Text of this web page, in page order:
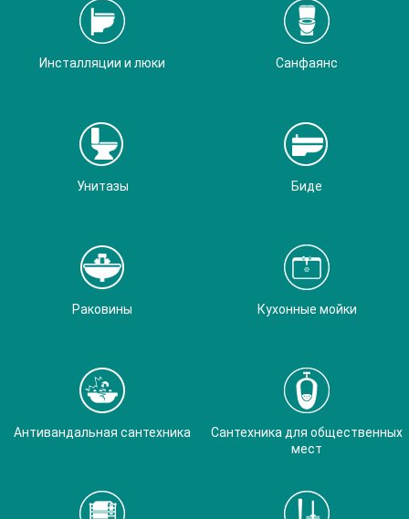
Инсталляции и люки Санфаянс
Унитазы Биде
Раковины Кухонные мойки
Антивандальная сантехника
Сантехника для общественных
мест